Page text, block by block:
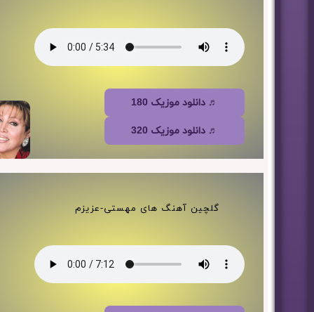
♬ دانلود موزیک 180
♬ دانلود موزیک 320
گلچین آهنگ های مهستی-عزیزم